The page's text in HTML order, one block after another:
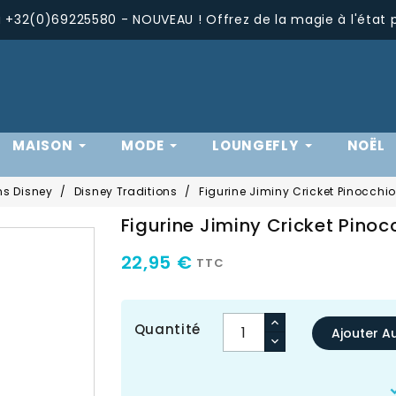
- NOUVEAU ! Offrez de la magie à
MAISON MODE LOUNGEFLY NOËL
Disney Disney Traditions Figurine Jiminy Cricket
Figurine Jiminy Cricket
22,95 € TTC
Quantité Ajouter